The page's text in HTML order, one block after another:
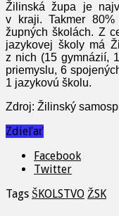
Žilinská župa je
v kraji. Takmer 80%
župných školách. Z
jazykovej školy má
z nich (15 gymnázií,
priemyslu, 6
1 jazykovú školu.
Zdroj: Žilinský
Zdieľať
Facebook
Twitter
Tags ŠKOLSTVO ŽSK